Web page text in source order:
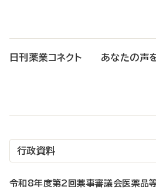
日刊薬業コネクト あなたの声を
行政資料
令和8年度第2回薬事審議会医薬品